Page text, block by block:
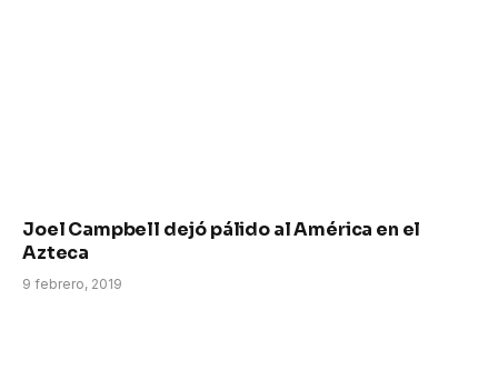
Joel Campbell dejó pálido al América en el
Azteca
9 febrero, 2019